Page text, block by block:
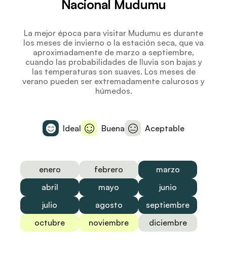
Nacional Mudumu
La mejor época para visitar Mudumu es durante
los meses de invierno o la estación seca, que va
aproximadamente de marzo a septiembre,
cuando las probabilidades de lluvia son bajas y
las temperaturas son suaves. Los meses de
verano pueden ser extremadamente calurosos y
húmedos.
Ideal Buena Aceptable
enero febrero
marzo
abril
mayo
junio
julio
agosto
septiembre
octubre
noviembre diciembre